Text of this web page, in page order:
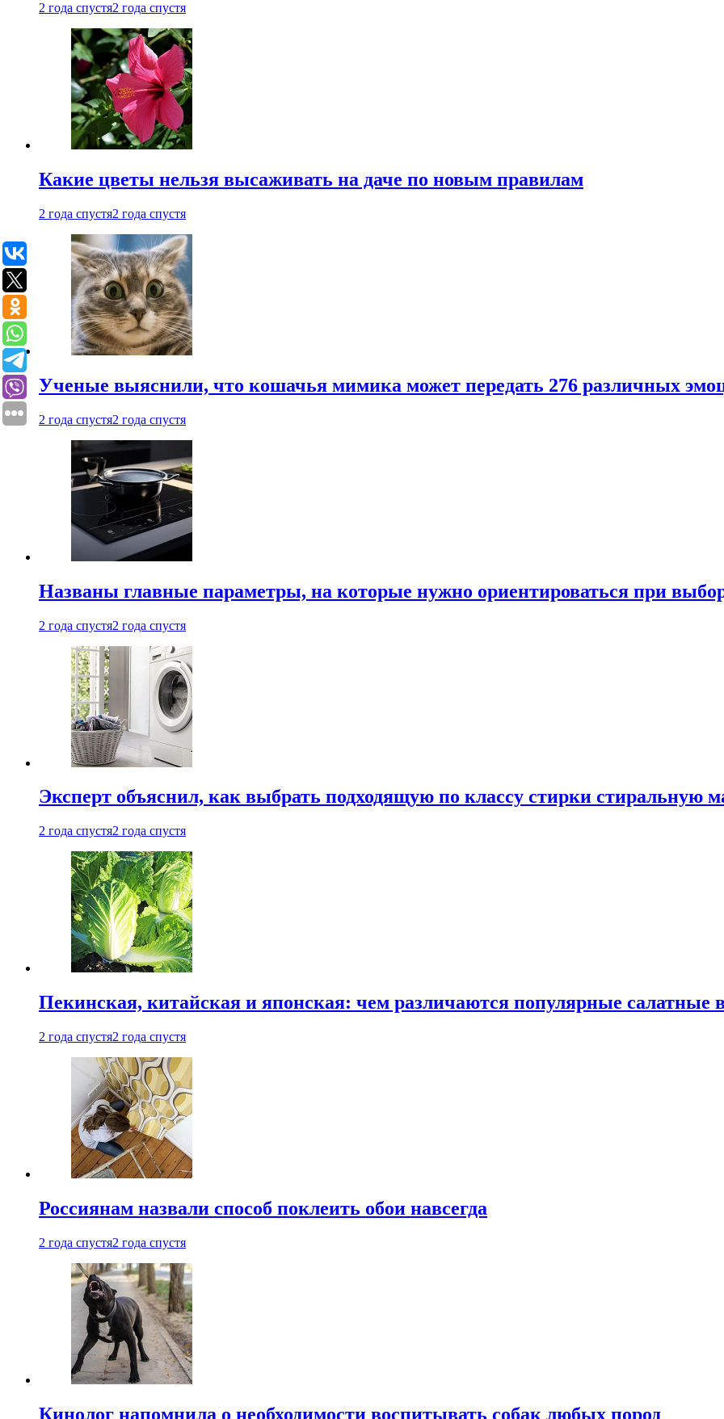
2 года спустя2 года спустя
Какие цветы нельзя высаживать на даче по новым правилам
2 года спустя2 года спустя
Ученые выяснили, что кошачья мимика может передать 276 различных
2 года спустя2 года спустя
Названы главные параметры, на которые нужно ориентироваться при
2 года спустя2 года спустя
Эксперт объяснил, как выбрать подходящую по классу стирки стиральную
2 года спустя2 года спустя
Пекинская, китайская и японская: чем различаются популярные салатные
2 года спустя2 года спустя
Россиянам назвали способ поклеить обои навсегда
2 года спустя2 года спустя
Кинолог напомнила о необходимости воспитывать собак любых пород